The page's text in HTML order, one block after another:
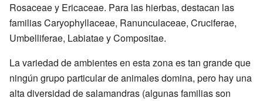
Rosaceae y Ericaceae. Para las hierbas, destacan las
familias Caryophyllaceae, Ranunculaceae, Cruciferae,
Umbelliferae, Labiatae y Compositae.
La variedad de ambientes en esta zona es tan grande que
ningún grupo particular de animales domina, pero hay una
alta diversidad de salamandras (algunas familias son